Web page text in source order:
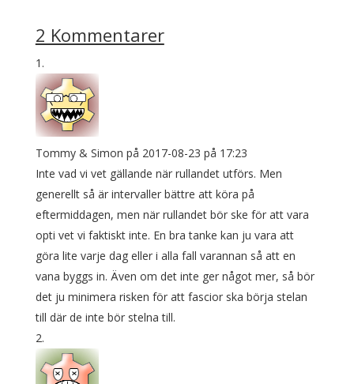
2 Kommentarer
Tommy & Simon på 2017-08-23 på 17:23
Inte vad vi vet gällande när rullandet utförs. Men
generellt så är intervaller bättre att köra på
eftermiddagen, men när rullandet bör ske för att vara
opti vet vi faktiskt inte. En bra tanke kan ju vara att
göra lite varje dag eller i alla fall varannan så att en
vana byggs in. Även om det inte ger något mer, så bör
det ju minimera risken för att fascior ska börja stelan
till där de inte bör stelna till.